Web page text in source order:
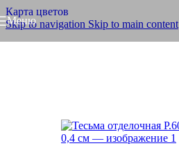
Карта цветов
Skip to navigation Skip to main content
Меню